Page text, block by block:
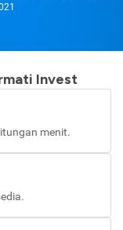
Invest
menit.